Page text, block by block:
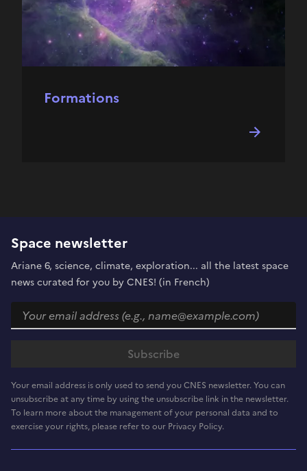
Formations
Space newsletter
Ariane 6, science, climate, exploration... all the latest space
news curated for you by CNES! (in French)
Your email address is only used to send you CNES newsletter. You can
unsubscribe at any time by using the unsubscribe link in the newsletter.
To learn more about the management of your personal data and to
exercise your rights, please refer to our Privacy Policy.